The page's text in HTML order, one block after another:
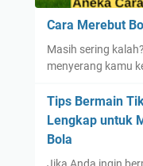
Cara Merebut
Masih sering
menyerang kamu
Tips Bermain
Lengkap untuk
Bola